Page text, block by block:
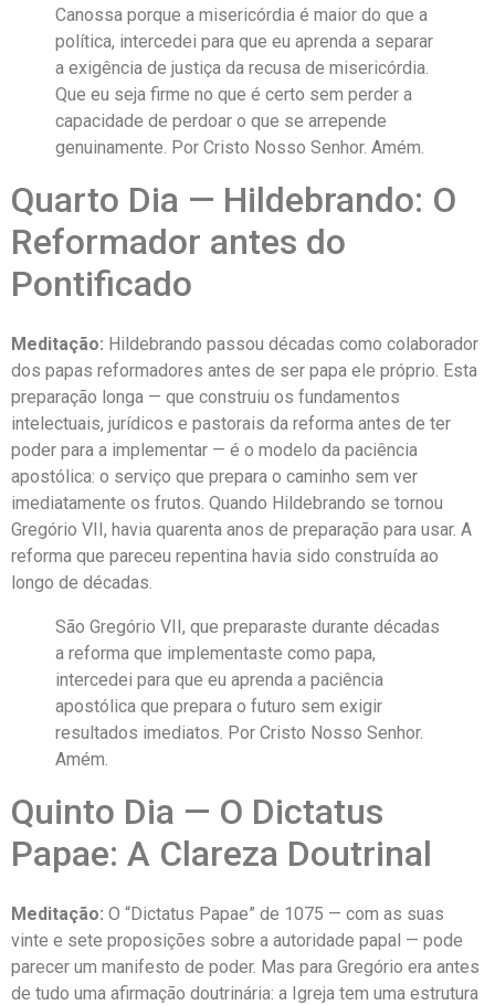
Canossa porque a misericórdia é maior do que a
política, intercedei para que eu aprenda a separar
a exigência de justiça da recusa de misericórdia.
Que eu seja firme no que é certo sem perder a
capacidade de perdoar o que se arrepende
genuinamente. Por Cristo Nosso Senhor. Amém.
Quarto Dia — Hildebrando: O
Reformador antes do
Pontificado
Meditação: Hildebrando passou décadas como colaborador
dos papas reformadores antes de ser papa ele próprio. Esta
preparação longa — que construiu os fundamentos
intelectuais, jurídicos e pastorais da reforma antes de ter
poder para a implementar — é o modelo da paciência
apostólica: o serviço que prepara o caminho sem ver
imediatamente os frutos. Quando Hildebrando se tornou
Gregório VII, havia quarenta anos de preparação para usar. A
reforma que pareceu repentina havia sido construída ao
longo de décadas.
São Gregório VII, que preparaste durante décadas
a reforma que implementaste como papa,
intercedei para que eu aprenda a paciência
apostólica que prepara o futuro sem exigir
resultados imediatos. Por Cristo Nosso Senhor.
Amém.
Quinto Dia — O Dictatus
Papae: A Clareza Doutrinal
Meditação: O “Dictatus Papae” de 1075 — com as suas
vinte e sete proposições sobre a autoridade papal — pode
parecer um manifesto de poder. Mas para Gregório era antes
de tudo uma afirmação doutrinária: a Igreja tem uma estrutura